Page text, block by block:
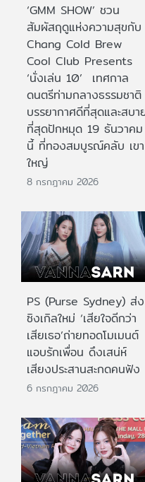
‘GMM SHOW’ ชวน
สัมผัสฤดูแห่งความสุขกับ
Chang Cold Brew
Cool Club Presents
‘นั่งเล่น 10’ เทศกาล
ดนตรีท่ามกลางธรรมชาติ
บรรยากาศดีที่สุดและสบา
ที่สุดปักหมุด 19 ธันวาคม
นี้ ที่ทองสมบูรณ์คลับ เขา
ใหญ่
8 กรกฎาคม 2026
PS (Purse Sydney) ส่ง
ซิงเกิลใหม่ ‘เสียใจดีกว่า
เสียเธอ’ถ่ายทอดโมเมนต์
แอบรักเพื่อน ดึงเสน่ห์
เสียงประสานสะกดคนฟัง
6 กรกฎาคม 2026